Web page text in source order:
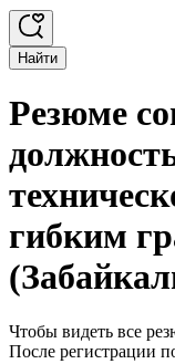
Найти
Резюме
гибким
Чтобы видеть все
После регистрации